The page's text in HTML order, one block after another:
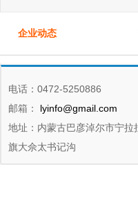
企业动态
电话：0472-5250886
邮箱：
lyinfo@gmail.com
地址：内蒙古巴彦淖尔市宁拉
旗大佘太书记沟